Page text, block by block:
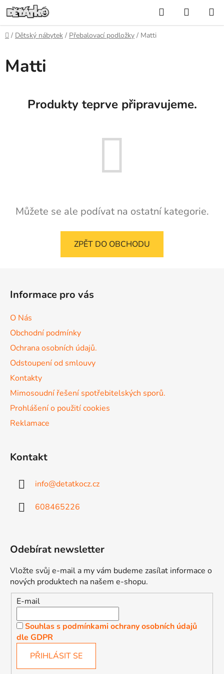
Přejít
na
obsah
Hledat
KOŠÍK
Domů
/ Dětský nábytek / Přebalovací podložky / Matti
Matti
Produkty teprve připravujeme.
Můžete se ale podívat na ostatní kategorie.
ZPĚT DO OBCHODU
Informace pro vás
O Nás
Obchodní podmínky
Ochrana osobních údajů.
Odstoupení od smlouvy
Kontakty
Mimosoudní řešení spotřebitelských sporů.
Prohlášení o použití cookies
Reklamace
Kontakt
info@detatkocz.cz
608465226
Odebírat newsletter
Vložte svůj e-mail a my vám budeme zasílat informace o
nových produktech na našem e-shopu.
E-mail
Souhlas s podmínkami ochrany osobních údajů
dle GDPR
PŘIHLÁSIT SE